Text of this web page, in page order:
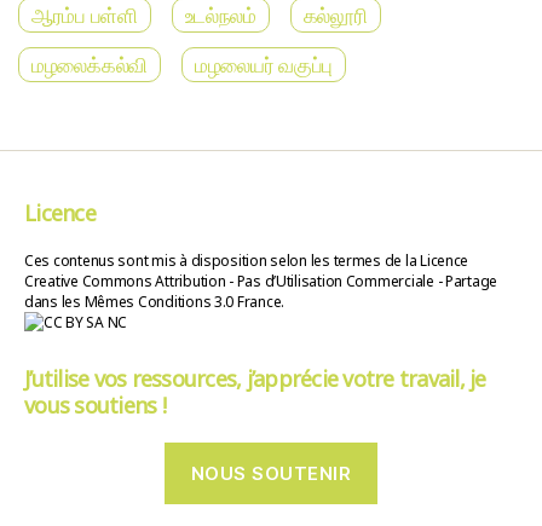
ஆரம்ப பள்ளி உடல்நலம்
கல்லூரி
மழலைக்கல்வி
மழலையர் வகுப்பு
Licence
Ces contenus sont mis à disposition selon les termes de la Licence
Creative Commons Attribution - Pas d’Utilisation Commerciale - Partage
dans les Mêmes Conditions 3.0 France.
J’utilise vos ressources, j’apprécie votre travail, je
vous soutiens !
NOUS SOUTENIR